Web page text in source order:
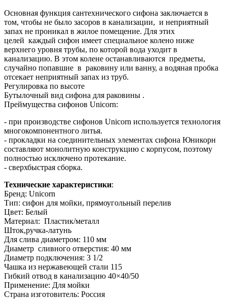
Основная функция сантехнического сифона заключается в
том, чтобы не было засоров в канализации, и неприятный
запах не проникал в жилое помещение. Для этих
целей каждый сифон имеет специальное колено ниже
верхнего уровня трубы, по которой вода уходит в
канализацию. В этом колене останавливаются предметы,
случайно попавшие в раковину или ванну, а водяная пробка
отсекает неприятный запах из труб.
Регулировка по высоте
Бутылочный вид сифона для раковины .
Преймущества сифонов Unicorn:
- при производстве сифонов Unicorn используется технология
многокомпонентного литья.
- прокладки на соединительных элементах сифона Юникорн
составляют монолитную конструкцию с корпусом, поэтому
полностью исключено протекание.
- сверхбыстрая сборка.
Технические характеристики:
Бренд: Unicorn
Тип: сифон для мойки, прямоугольный перелив
Цвет: Белый
Материал: Пластик/металл
Шток,ручка-латунь
Для слива диаметром: 110 мм
Диаметр сливного отверстия: 40 мм
Диаметр подключения: 3 1/2
Чашка из нержавеющей стали 115
Гибкий отвод в канализацию 40×40/50
Применение: Для мойки
Страна изготовитель: Россия